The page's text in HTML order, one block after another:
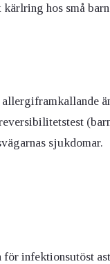
hos små
sjukdomar.
infektionsutöst